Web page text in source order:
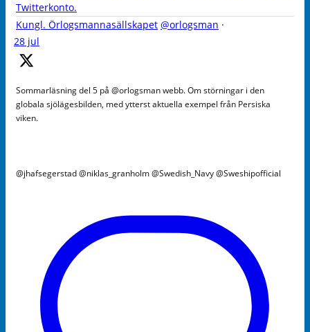
Twitterkonto.
Kungl. Örlogsmannasällskapet @orlogsman ·
28 jul
Sommarläsning del 5 på @orlogsman webb. Om störningar i den
globala sjölägesbilden, med ytterst aktuella exempel från Persiska
viken.
@jhafsegerstad @niklas_granholm @Swedish_Navy @Sweshipofficial